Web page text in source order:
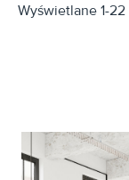
Wyświetlane 1-